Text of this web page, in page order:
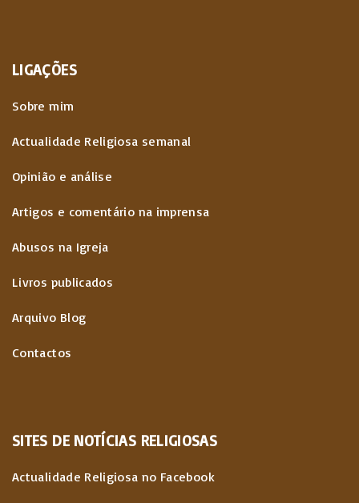
LIGAÇÕES
Sobre mim
Actualidade Religiosa semanal
Opinião e análise
Artigos e comentário na imprensa
Abusos na Igreja
Livros publicados
Arquivo Blog
Contactos
SITES DE NOTÍCIAS RELIGIOSAS
Actualidade Religiosa no Facebook